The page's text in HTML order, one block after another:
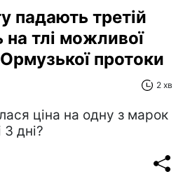
падають третій
на тлі можливої
протоки
2 хв
ціна на одну з марок
3 дні?